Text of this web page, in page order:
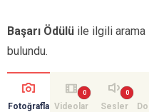
Başarı Ödülü ile ilgili
bulundu.
Fotoğrafla Videolar Sesler